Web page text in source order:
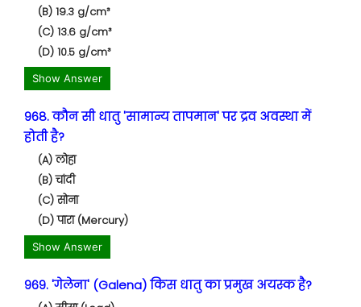
(B) 19.3 g/cm³
(C) 13.6 g/cm³
(D) 10.5 g/cm³
Show Answer
968. कौन सी धातु 'सामान्य तापमान' पर द्रव अवस्था में
होती है?
(A) लोहा
(B) चांदी
(C) सोना
(D) पारा (Mercury)
Show Answer
969. 'गेलेना' (Galena) किस धातु का प्रमुख अयस्क है?